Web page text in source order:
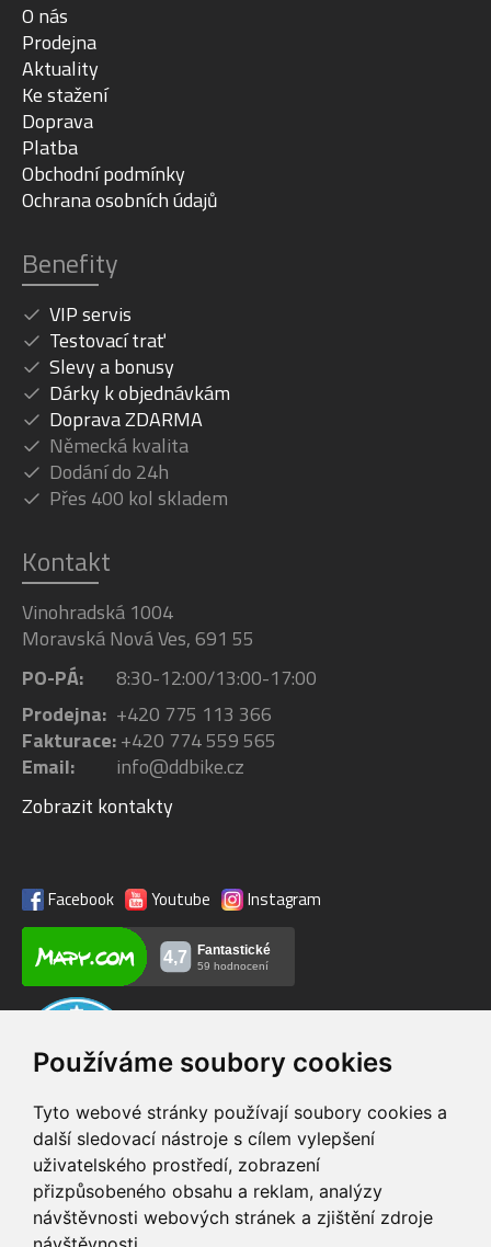
Používáme soubory cookies
Tyto webové stránky používají soubory cookies a
další sledovací nástroje s cílem vylepšení
uživatelského prostředí, zobrazení
přizpůsobeného obsahu a reklam, analýzy
návštěvnosti webových stránek a zjištění zdroje
O nás
Prodejna
Aktuality
Ke stažení
Doprava
Platba
Obchodní podmínky
Ochrana osobních údajů
Benefity
VIP servis
Testovací trať
Slevy a bonusy
Dárky k objednávkám
Doprava ZDARMA
Německá kvalita
Dodání do 24h
Přes 400 kol skladem
Kontakt
Vinohradská 1004
Moravská Nová Ves, 691 55
PO-PÁ:
8:30-12:00/13:00-17:00
Prodejna: +420 775 113 366
Fakturace:+420 774 559 565
Email:
info@ddbike.cz
Zobrazit kontakty
Facebook Youtube Instagram
VIP servis
na zakoupená
elektrokola
Testovací trať
možnost vyzkoušet si
elektrokola